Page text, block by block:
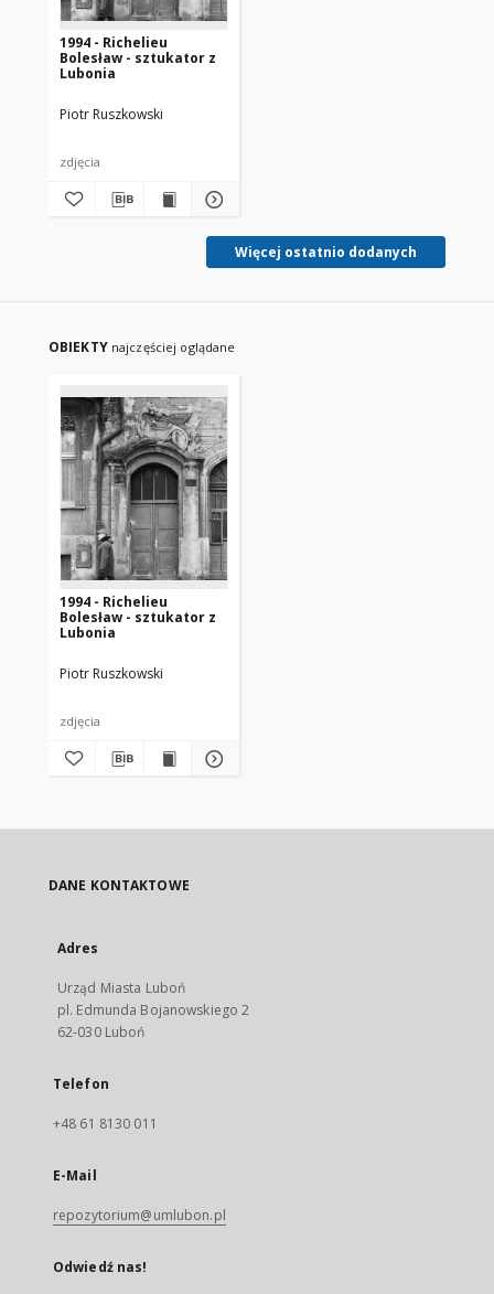
1994 - Richelieu
Bolesław - sztukator z
Lubonia
Piotr Ruszkowski
zdjęcia
Więcej ostatnio dodanych
OBIEKTY najczęściej oglądane
1994 - Richelieu
Bolesław - sztukator z
Lubonia
Piotr Ruszkowski
zdjęcia
DANE KONTAKTOWE
Adres
Urząd Miasta Luboń
pl. Edmunda Bojanowskiego 2
62-030 Luboń
Telefon
+48 61 8130 011
E-Mail
repozytorium@umlubon.pl
Odwiedź nas!